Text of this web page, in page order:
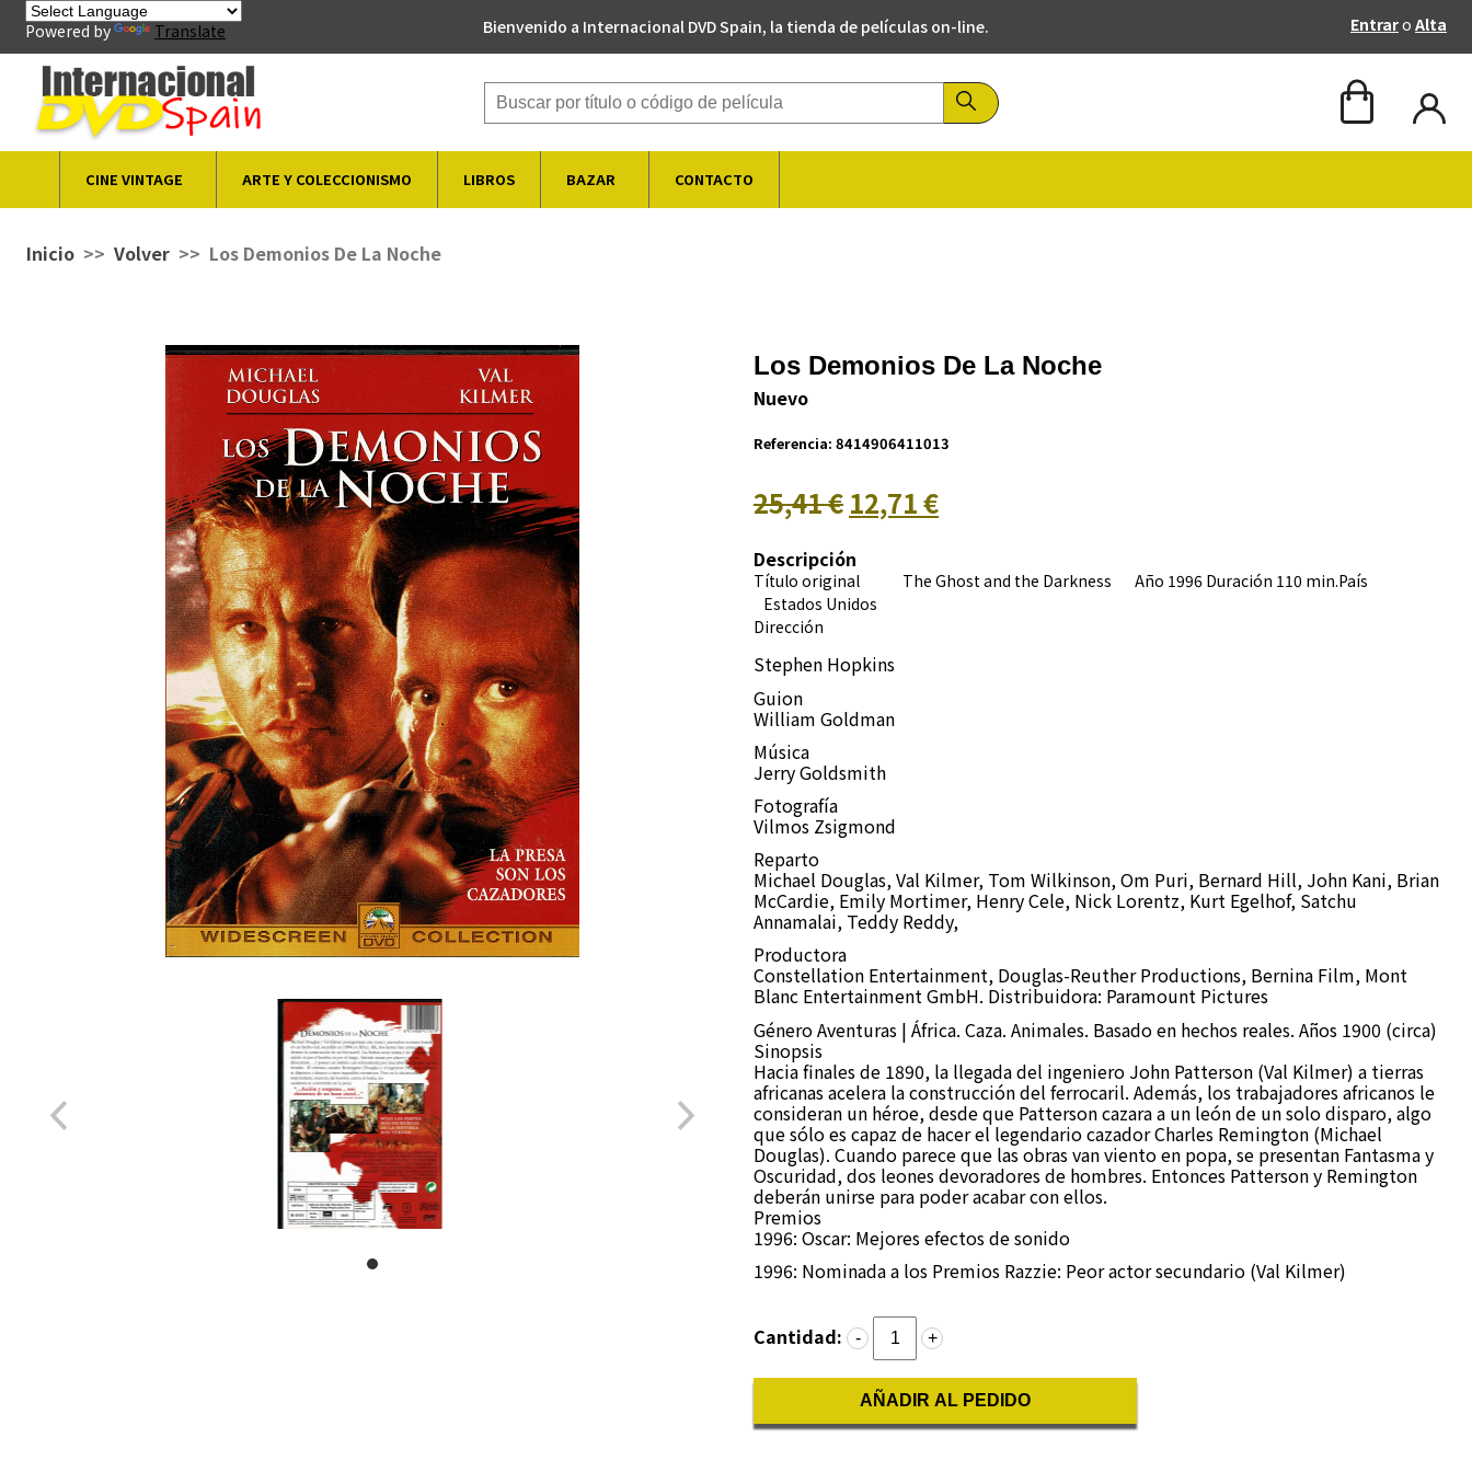
Powered by Translate Bienvenido a Internacional DVD Spain, la tienda de películas on-line. Entraro Alta
Buscador de productos
CINE VINTAGE ARTE Y COLECCIONISMO LIBROS BAZAR CONTACTO
Inicio Volver Los Demonios De La Noche
Los Demonios De La Noche
Nuevo
Referencia: 8414906411013
25,41 € 12,71 €
Descripción
Título original The Ghost and the Darkness Año 1996 Duración 110 min.País
Estados Unidos
Dirección
Stephen Hopkins
Guion
William Goldman
Música
Jerry Goldsmith
Fotografía
Vilmos Zsigmond
Reparto
Michael Douglas, Val Kilmer, Tom Wilkinson, Om Puri, Bernard Hill, John Kani, Brian
McCardie, Emily Mortimer, Henry Cele, Nick Lorentz, Kurt Egelhof, Satchu
Annamalai, Teddy Reddy,
Productora
Constellation Entertainment, Douglas-Reuther Productions, Bernina Film, Mont
Blanc Entertainment GmbH. Distribuidora: Paramount Pictures
GéneroAventuras | África. Caza. Animales. Basado en hechos reales. Años 1900 (circa)
Sinopsis
Hacia finales de 1890, la llegada del ingeniero John Patterson (Val Kilmer) a tierras
africanas acelera la construcción del ferrocaril. Además, los trabajadores africanos le
consideran un héroe, desde que Patterson cazara a un león de un solo disparo, algo
que sólo es capaz de hacer el legendario cazador Charles Remington (Michael
Douglas). Cuando parece que las obras van viento en popa, se presentan Fantasma y
Oscuridad, dos leones devoradores de hombres. Entonces Patterson y Remington
deberán unirse para poder acabar con ellos.
Premios
1996: Oscar: Mejores efectos de sonido
1996: Nominada a los Premios Razzie: Peor actor secundario (Val Kilmer)
Cantidad: - +
AÑADIR AL PEDIDO